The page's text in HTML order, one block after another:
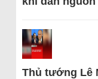
Thủ tướng Lê